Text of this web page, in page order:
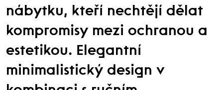
nábytku, kteří nechtějí dělat
kompromisy mezi ochranou a
estetikou. Elegantní
minimalistický design v